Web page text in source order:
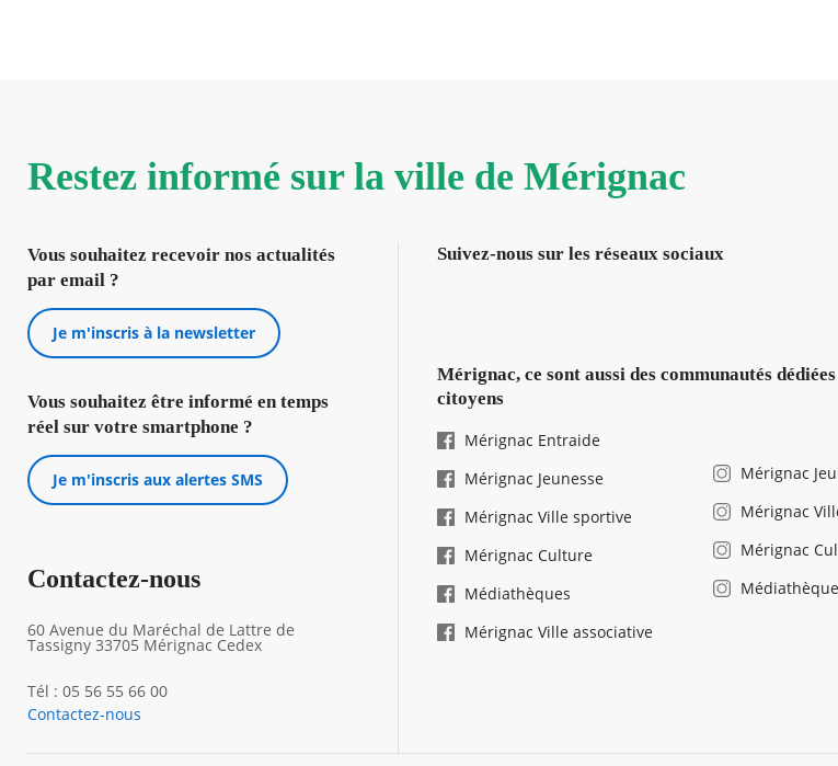
Restez informé sur la ville de Mérignac
Vous souhaitez recevoir nos actualités
par email ?
Je m'inscris à la newsletter
Vous souhaitez être informé en temps
réel sur votre smartphone ?
Je m'inscris aux alertes SMS
Contactez-nous
60 Avenue du Maréchal de Lattre de
Tassigny 33705 Mérignac Cedex
Tél : 05 56 55 66 00
Contactez-nous
Suivez-nous sur les réseaux sociaux
Mérignac, ce sont aussi des communautés
citoyens
Mérignac Entraide
Mérignac Jeunesse
Mérignac Ville sportive
Mérignac Culture
Médiathèques
Mérignac Ville associative
Mérignac
Mérignac
Mérignac